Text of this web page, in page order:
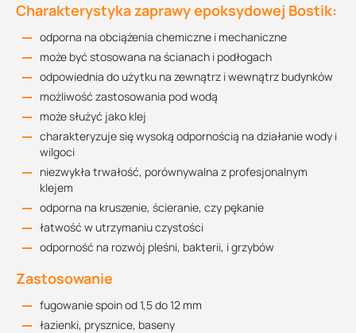
Charakterystyka zaprawy epoksydowej Bostik:
odporna na obciążenia chemiczne i mechaniczne
może być stosowana na ścianach i podłogach
odpowiednia do użytku na zewnątrz i wewnątrz budynków
możliwość zastosowania pod wodą
może służyć jako klej
charakteryzuje się wysoką odpornością na działanie wody i
wilgoci
niezwykła trwałość, porównywalna z profesjonalnym
klejem
odporna na kruszenie, ścieranie, czy pękanie
łatwość w utrzymaniu czystości
odporność na rozwój pleśni, bakterii, i grzybów
Zastosowanie
fugowanie spoin od 1,5 do 12 mm
łazienki, prysznice, baseny